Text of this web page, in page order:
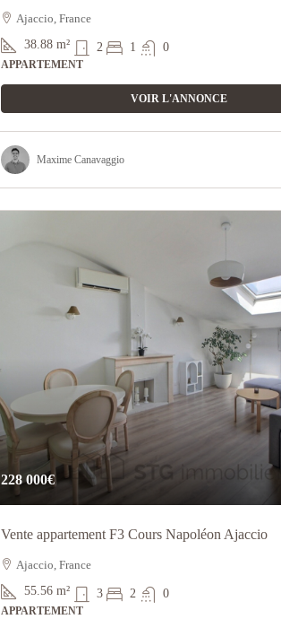
Ajaccio, France
38.88 m² 2 1 0
APPARTEMENT
VOIR L'ANNONCE
Maxime Canavaggio
228 000€
Vente appartement F3 Cours Napoléon Ajaccio
Ajaccio, France
55.56 m² 3 2 0
APPARTEMENT